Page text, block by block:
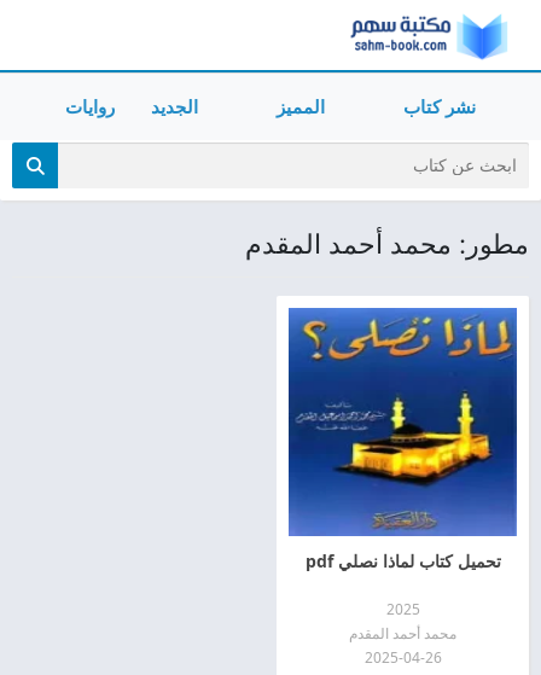
نشر كتاب المميز الجديد روايات
مطور: محمد أحمد المقدم
تحميل كتاب لماذا نصلي pdf
2025
محمد أحمد المقدم
2025-04-26